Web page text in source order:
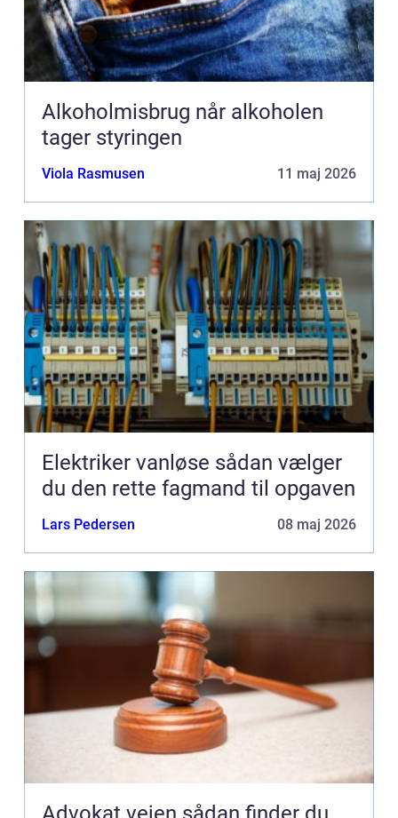
Alkoholmisbrug når alkoholen
tager styringen
Viola Rasmusen 11 maj 2026
Elektriker vanløse sådan vælger
du den rette fagmand til opgaven
Lars Pedersen 08 maj 2026